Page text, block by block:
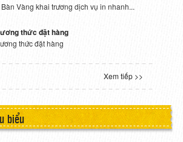
Bàn Vàng khai trương dịch vụ in nhanh...
thức đặt hàng
thức đặt hàng
Xem tiếp >>
biểu